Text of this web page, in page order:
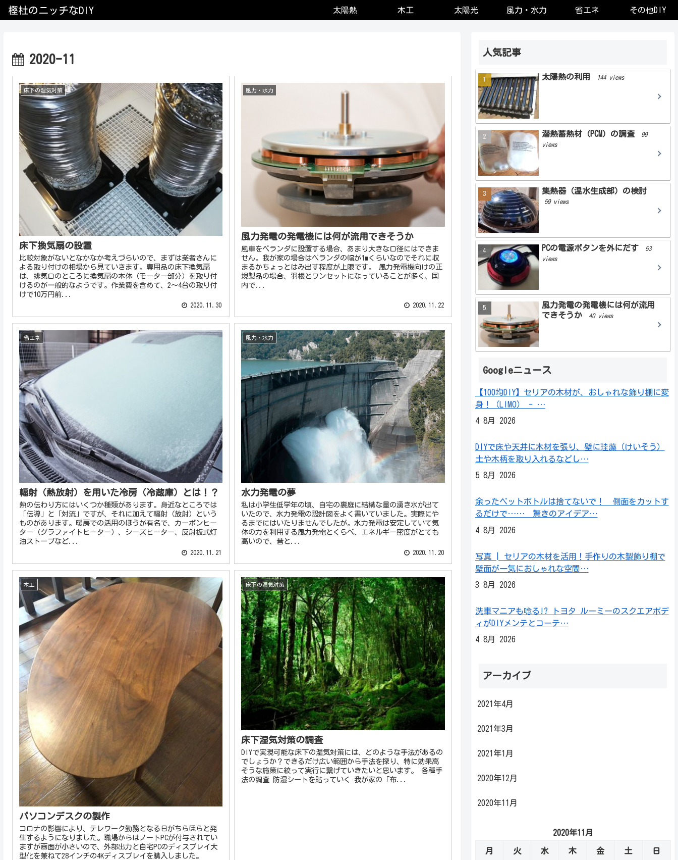
樫杜のニッチなDIY 太陽熱 木工 太陽光 風力・水力 省エネ その他DIY
2020-11
床下の湿気対策
床下換気扇の設置
比較対象がないとなかなか考えづらいので、まずは業者さんに
よる取り付けの相場から見ていきます。専用品の床下換気扇
は、排気口のところに換気扇の本体（モーター部分）を取り付
けるのが一般的なようです。作業費を含めて、2～4台の取り付
けで10万円前...
2020.11.30
風力・水力
風力発電の発電機には何が流用できそうか
風車をベランダに設置する場合、あまり大きな口径にはできま
せん。我が家の場合はベランダの幅が1mくらいなのでそれに収
まるかちょっとはみ出す程度が上限です。 風力発電機向けの正
規製品の場合、羽根とワンセットになっていることが多く、国
内で...
2020.11.22
省エネ
輻射（熱放射）を用いた冷房（冷蔵庫）とは！？
熱の伝わり方にはいくつか種類があります。身近なところでは
「伝導」と「対流」ですが、それに加えて輻射（放射）という
ものがあります。暖房での活用のほうが有名で、カーボンヒー
ター（グラファイトヒーター）、シーズヒーター、反射板式灯
油ストーブなど...
2020.11.21
風力・水力
水力発電の夢
私は小学生低学年の頃、自宅の裏庭に結構な量の湧き水が出て
いたので、水力発電の設計図をよく書いていました。実際にや
るまでにはいたりませんでしたが。水力発電は安定していて気
体の力を利用する風力発電とくらべ、エネルギー密度がとても
高いので、昔と...
2020.11.20
木工
パソコンデスクの製作
コロナの影響により、テレワーク勤務となる日がちらほらと発
生するようになりました。職場からはノートPCが付与されてい
ますが画面が小さいので、外部出力と自宅PCのディスプレイ大
型化を兼ねて28インチの4Kディスプレイを購入しました。
床下の湿気対策
床下湿気対策の調査
DIYで実現可能な床下の湿気対策には、どのような手法があるの
でしょうか？できるだけ広い範囲から手法を探り、特に効果高
そうな施策に絞って実行に繋げていきたいと思います。 各種手
法の調査 防湿シートを貼っていく 我が家の「布...
人気記事
太陽熱の利用 144 views
潜熱蓄熱材（PCM）の調査
99
views
集熱器（温水生成部）の検討
59 views
PCの電源ボタンを外にだす
53
views
風力発電の発電機には何が流用
できそうか
40 views
Googleニュース
【100均DIY】セリアの木材が、おしゃれな飾り棚に変
身！（LIMO） - …
4 8月 2026
DIYで床や天井に木材を張り、壁に珪藻（けいそう）
土や木柄を取り入れるなどし…
5 8月 2026
余ったペットボトルは捨てないで！ 側面をカットす
るだけで…… 驚きのアイデア…
4 8月 2026
写真 | セリアの木材を活用！手作りの木製飾り棚で
壁面が一気におしゃれな空間…
3 8月 2026
洗車マニアも唸る!? トヨタ ルーミーのスクエアボデ
ィがDIYメンテとコーテ…
4 8月 2026
アーカイブ
2021年4月
2021年3月
2021年1月
2020年12月
2020年11月
2020年11月
月 火 水 木 金 土 日